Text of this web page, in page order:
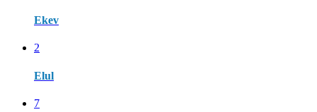
Ekev
2
Elul
7